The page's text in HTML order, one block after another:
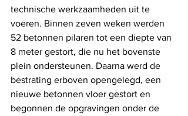
technische werkzaamheden uit te
voeren. Binnen zeven weken werden
52 betonnen pilaren tot een diepte van
8 meter gestort, die nu het bovenste
plein ondersteunen. Daarna werd de
bestrating erboven opengelegd, een
nieuwe betonnen vloer gestort en
begonnen de opgravingen onder de